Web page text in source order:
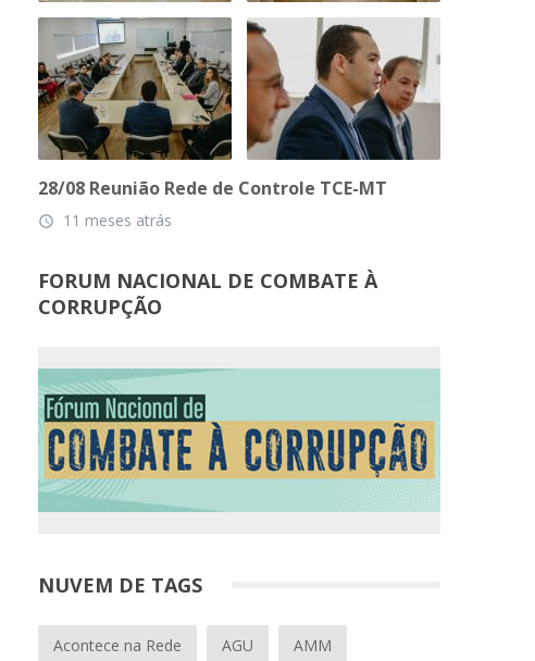
28/08 Reunião Rede de Controle TCE-MT
access_time 11 meses atrás
FORUM NACIONAL DE COMBATE À
CORRUPÇÃO
NUVEM DE TAGS
Acontece na Rede AGU AMM